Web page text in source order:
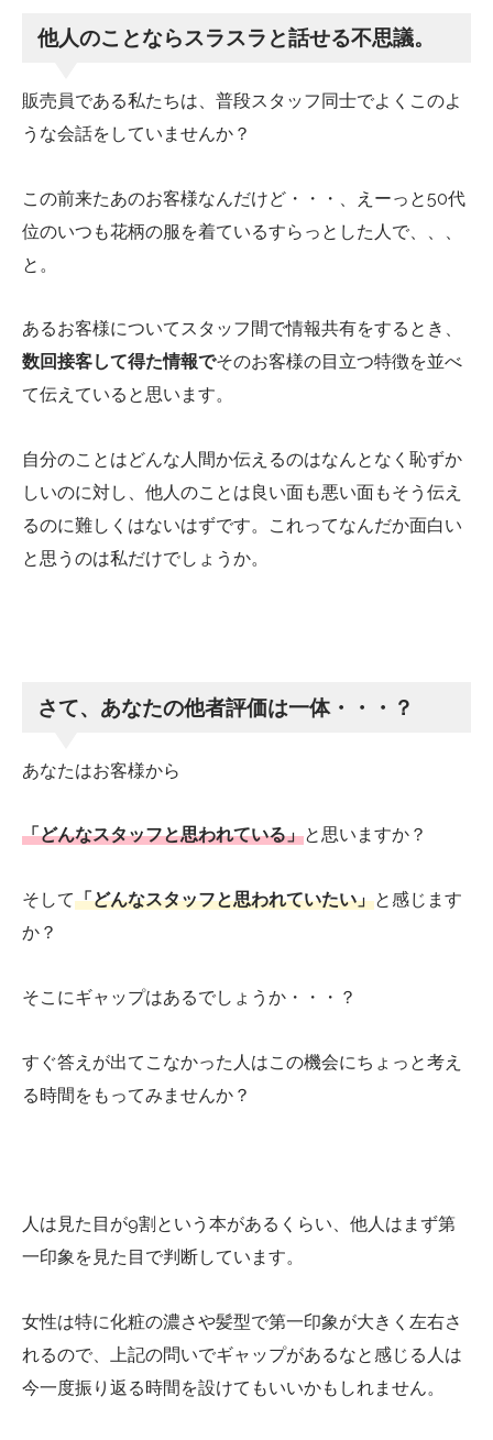
他人のことならスラスラと話せる不思議。
販売員である私たちは、普段スタッフ同士でよくこのよ
うな会話をしていませんか？
この前来たあのお客様なんだけど・・・、えーっと50代
位のいつも花柄の服を着ているすらっとした人で、、、
と。
あるお客様についてスタッフ間で情報共有をするとき、
数回接客して得た情報でそのお客様の目立つ特徴を並べ
て伝えていると思います。
自分のことはどんな人間か伝えるのはなんとなく恥ずか
しいのに対し、他人のことは良い面も悪い面もそう伝え
るのに難しくはないはずです。これってなんだか面白い
と思うのは私だけでしょうか。
さて、あなたの他者評価は一体・・・？
あなたはお客様から
「どんなスタッフと思われている」と思いますか？
そして「どんなスタッフと思われていたい」と感じます
か？
そこにギャップはあるでしょうか・・・？
すぐ答えが出てこなかった人はこの機会にちょっと考え
る時間をもってみませんか？
人は見た目が9割という本があるくらい、他人はまず第
一印象を見た目で判断しています。
女性は特に化粧の濃さや髪型で第一印象が大きく左右さ
れるので、上記の問いでギャップがあるなと感じる人は
今一度振り返る時間を設けてもいいかもしれません。